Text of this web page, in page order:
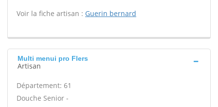
Voir la fiche artisan : Guerin bernard
Multi menui pro Flers
Artisan
Département: 61
Douche Senior -